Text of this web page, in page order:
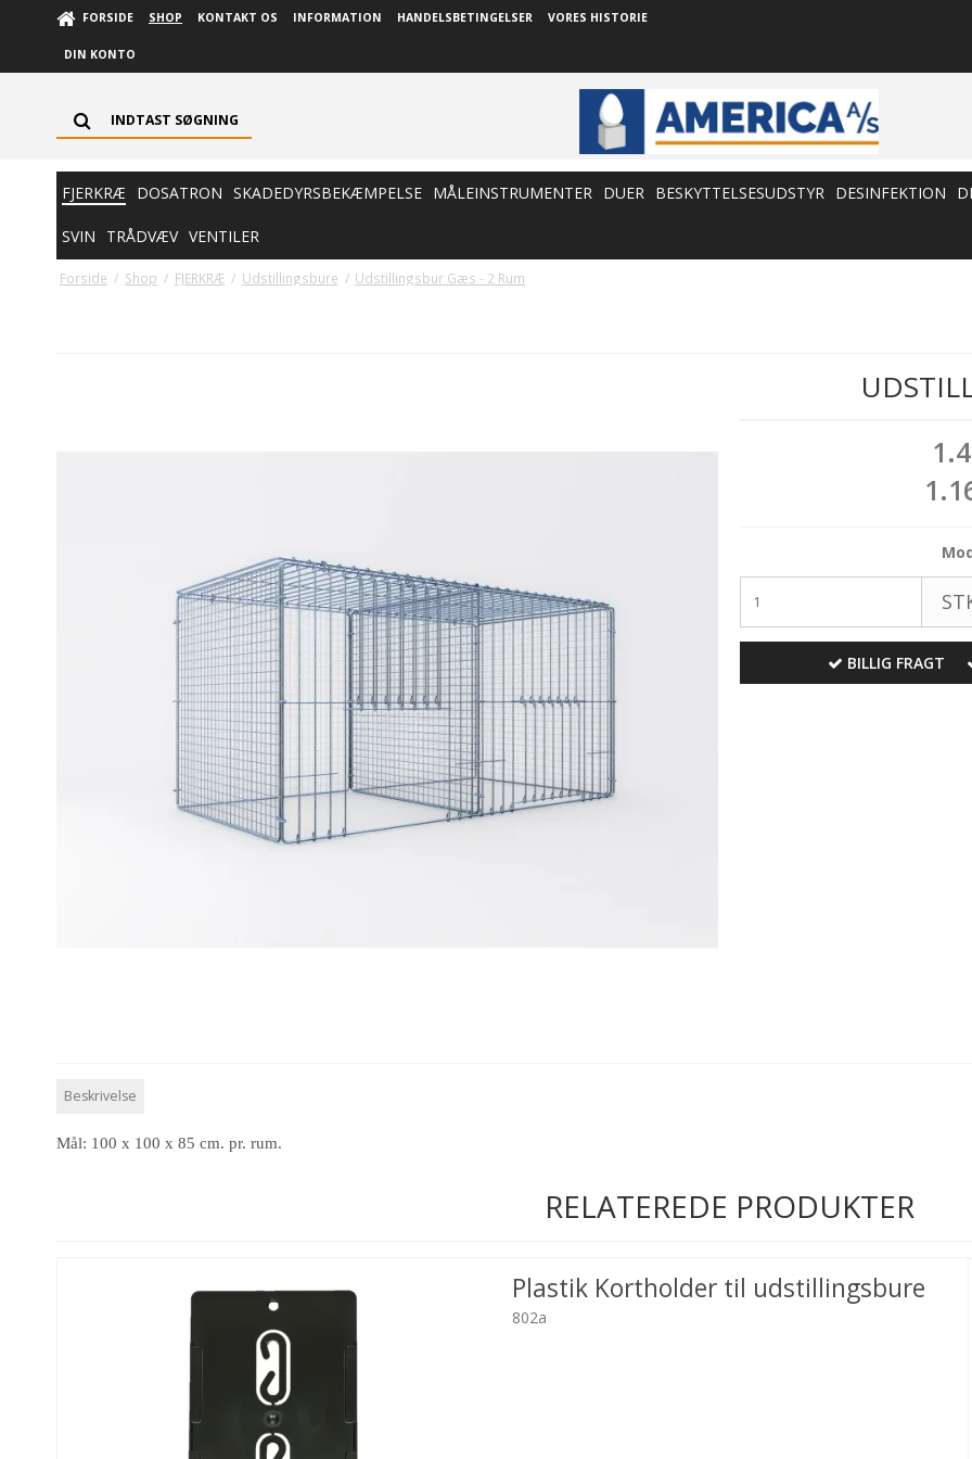
FORSIDE SHOP KONTAKT OS INFORMATION HANDELSBETINGELSER VORES HISTORIE
DIN KONTO
FJERKRÆ DOSATRON SKADEDYRSBEKÆMPELSE MÅLEINSTRUMENTER DUER BESKYTTELSESUDSTYR DESINFEKTION
SVIN TRÅDVÆV VENTILER
Forside / Shop / FJERKRÆ / Udstillingsbure / Udstillingsbur Gæs - 2 Rum
BILLIG FRAGT
Beskrivelse
Mål: 100 x 100 x 85 cm. pr. rum.
RELATEREDE PRODUKTER
Plastik Kortholder til udstillingsbure
802a